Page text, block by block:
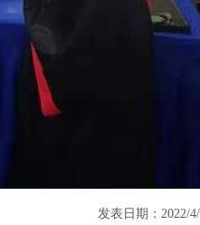
发表日期：2022/